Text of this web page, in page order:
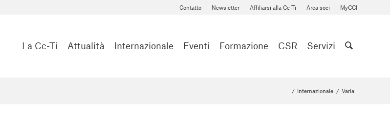
Contatto Newsletter Affiliarsi alla Cc-Ti Area soci MyCCI
La Cc-Ti Attualità Internazionale Eventi Formazione CSR Servizi
/ Internazionale / Varia